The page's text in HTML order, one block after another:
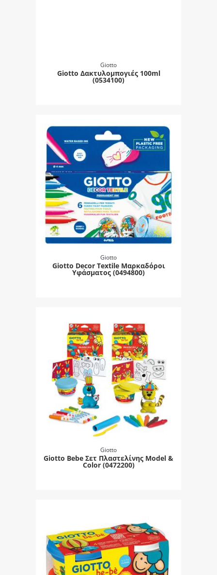
Giotto
Giotto Δακτυλομπογιές 100ml
(0534100)
Giotto
Giotto Decor Textile Μαρκαδόροι
Υφάσματος (0494800)
Giotto
Giotto Bebe Σετ Πλαστελίνης Model &
Color (0472200)